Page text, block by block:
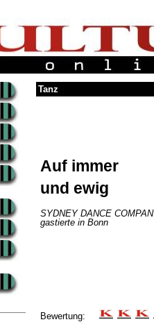
Tanz
Auf immer
und ewig
SYDNEY DANCE
gastierte in Bonn
Bewertung: